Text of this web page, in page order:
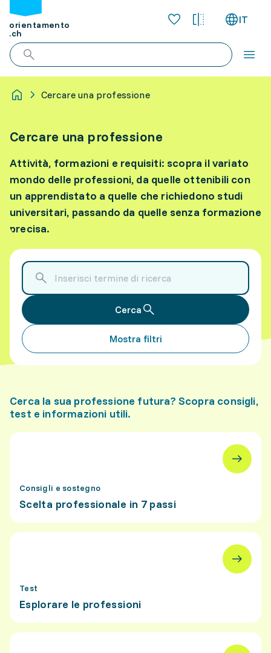
orientamento
.ch
IT
Cercare una professione
Cercare una professione
Attività, formazioni e requisiti: scopra il variato
mondo delle professioni, da quelle ottenibili con
un apprendistato a quelle che richiedono studi
universitari, passando da quelle senza formazione
precisa.
Cerca
Mostra filtri
Cerca la sua professione futura? Scopra consigli,
test e informazioni utili.
Consigli e sostegno
Scelta professionale in 7 passi
Test
Esplorare le professioni